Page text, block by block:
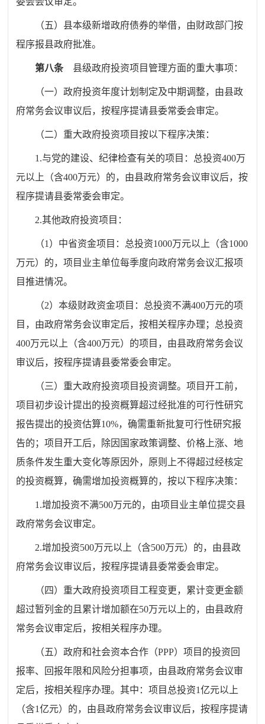
（五）县本级新增政府债券的举借，由财政部门按
程序报县政府批准。
第八条 县级政府投资项目管理方面的重大事项：
（一）政府投资年度计划制定及中期调整， 由县政
府常务会议审议后，按程序提请县委常委会审定。
（二） 重大政府投资项目按以下程序决策：
1.与党的建设、纪律检查有关的项目：总投资400万
元以上（含400万元）的， 由县政府常务会议审议后，按
程序提请县委常委会审定。
2.其他政府投资项目：
（1 ）中省资金项目：总投资1000万元以上（含1000
万元）的，项目业主单位每季度向政府常务会议汇报项
目推进情况。
（2）本级财政资金项目：总投资不满400万元的项
目，由政府常务会议审定后，按相关程序办理；总投资
400万元以上（含400万元）的项目， 由县政府常务会议
审议后，按程序提请县委常委会审定。
（三） 重大政府投资项目投资调整。项目开工前，
项目初步设计提出的投资概算超过经批准的可行性研究
报告提出的投资估算10%，确需重新批复可行性研究报
告的；项目开工后，除因国家政策调整、价格上涨、地
质条件发生重大变化等原因外，原则上不得超过经核定
的投资概算，确需增加投资概算的，按以下程序决策：
1.增加投资不满500万元的，由项目业主单位提交县
政府常务会议审定。
2.增加投资500万元以上（含500万元）的， 由县政
府常务会议审议后，按程序提请县委常委会审定。
（四） 重大政府投资项目工程变更，累计变更金额
超过暂列金的 且累计增加额在50万元以上的， 由县政府
常务会议审定后，按相关程序办理。
（五）政府和社会资本合作（PPP）项目的投资回
报率、回报年限和风险分担事项，由县政府常务会议审
定后，按相关程序办理。其中：项目总投资1亿元以上
（含1亿元）的， 由县政府常务会议审议后，按程序提请